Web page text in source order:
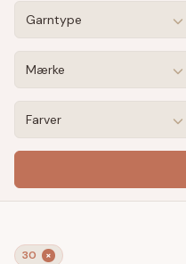
Garntype
Mærke
Farver
30 ×